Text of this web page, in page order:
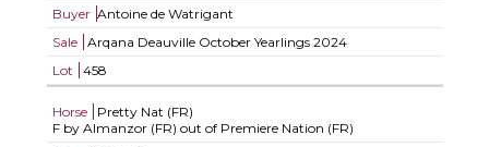
Buyer Antoine de Watrigant
Sale
Arqana Deauville October Yearlings 2024
Lot
458
Horse
Pretty Nat (FR)
F by Almanzor (FR) out of Premiere Nation (FR)